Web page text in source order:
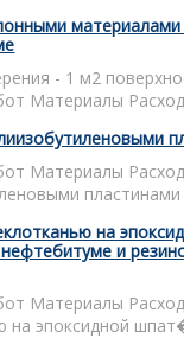
материалами
- 1 м2
Материалы
Материалы
на
и
Материалы
на эпоксидной